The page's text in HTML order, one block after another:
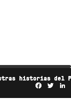
historias del